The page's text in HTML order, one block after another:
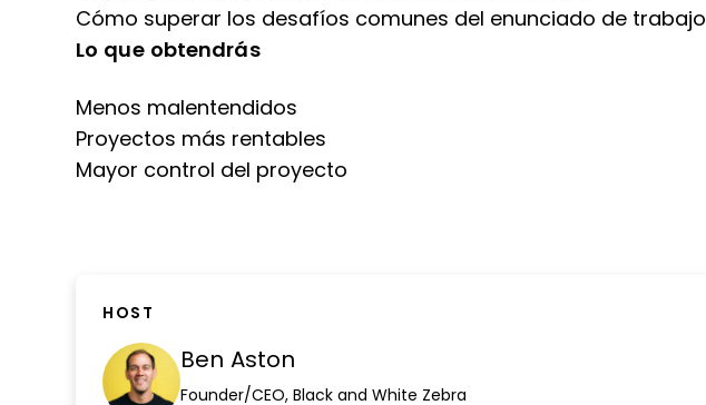
Cómo superar los desafíos comunes del enunciado de trabajo
Lo que obtendrás
Menos malentendidos
Proyectos más rentables
Mayor control del proyecto
HOST
Ben Aston
Founder/CEO, Black and White Zebra